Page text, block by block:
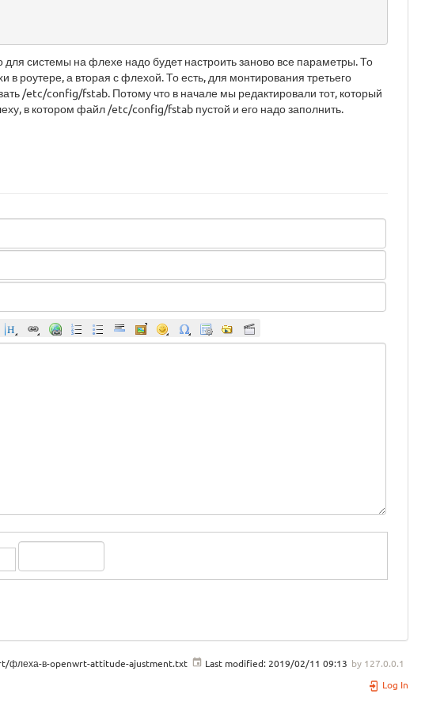
системы на флехе надо будет настроить заново все параметры. То
роутере, а вторая с флехой. То есть, для монтирования третьего
/etc/config/fstab. Потому что в начале мы редактировали тот, который
в котором файл /etc/config/fstab пустой и его надо заполнить.
флеха-в-openwrt-attitude-ajustment.txt Last modified: 2019/02/11 09:13 by 127.0.0.1
Log In